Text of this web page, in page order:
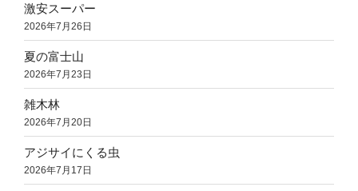
激安スーパー
2026年7月26日
夏の富士山
2026年7月23日
雑木林
2026年7月20日
アジサイにくる虫
2026年7月17日